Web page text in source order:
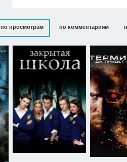
по просмотрам по комментариям